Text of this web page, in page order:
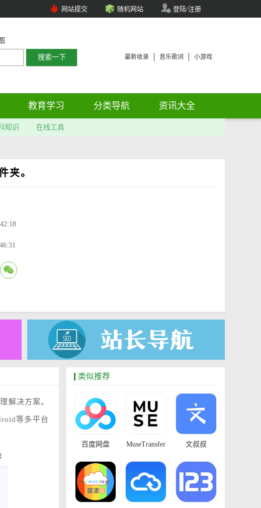
网站提交 随机网站 登陆/注册
最新收录 音乐歌词 小游戏
教育学习 分类导航 资讯大全
知识 在线工具
夹。
解决方案。
等多平台
类似推荐
百度网盘 MuseTransfer 文叔叔